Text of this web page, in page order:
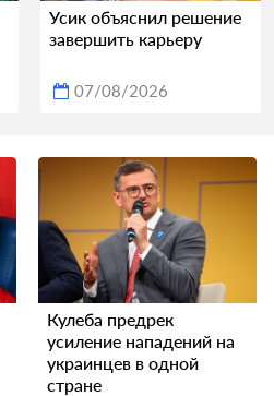
Усик объяснил решение
завершить карьеру
07/08/2026
Кулеба предрек
усиление нападений на
украинцев в одной
стране